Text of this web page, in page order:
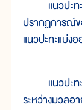
แนวปะทะเ
ปรากฏการณ์ข
แนวปะทะแบ่ง
แนวปะทะอ
ระหว่างมวลอ